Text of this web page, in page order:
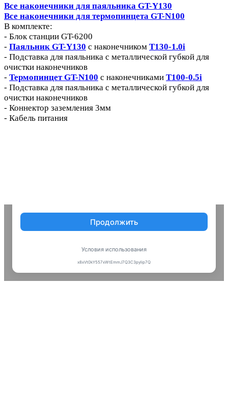
Все наконечники для паяльника GT-Y130
Все наконечники для термопинцета GT-N100
В комплекте:
- Блок станции GT-6200
- Паяльник GT-Y130 с наконечником T130-1.0i
- Подставка для паяльника с металлической губкой для
очистки наконечников
- Термопинцет GT-N100 с наконечниками T100-0.5i
- Подставка для паяльника с металлической губкой для
очистки наконечников
- Коннектор заземления 3мм
- Кабель питания